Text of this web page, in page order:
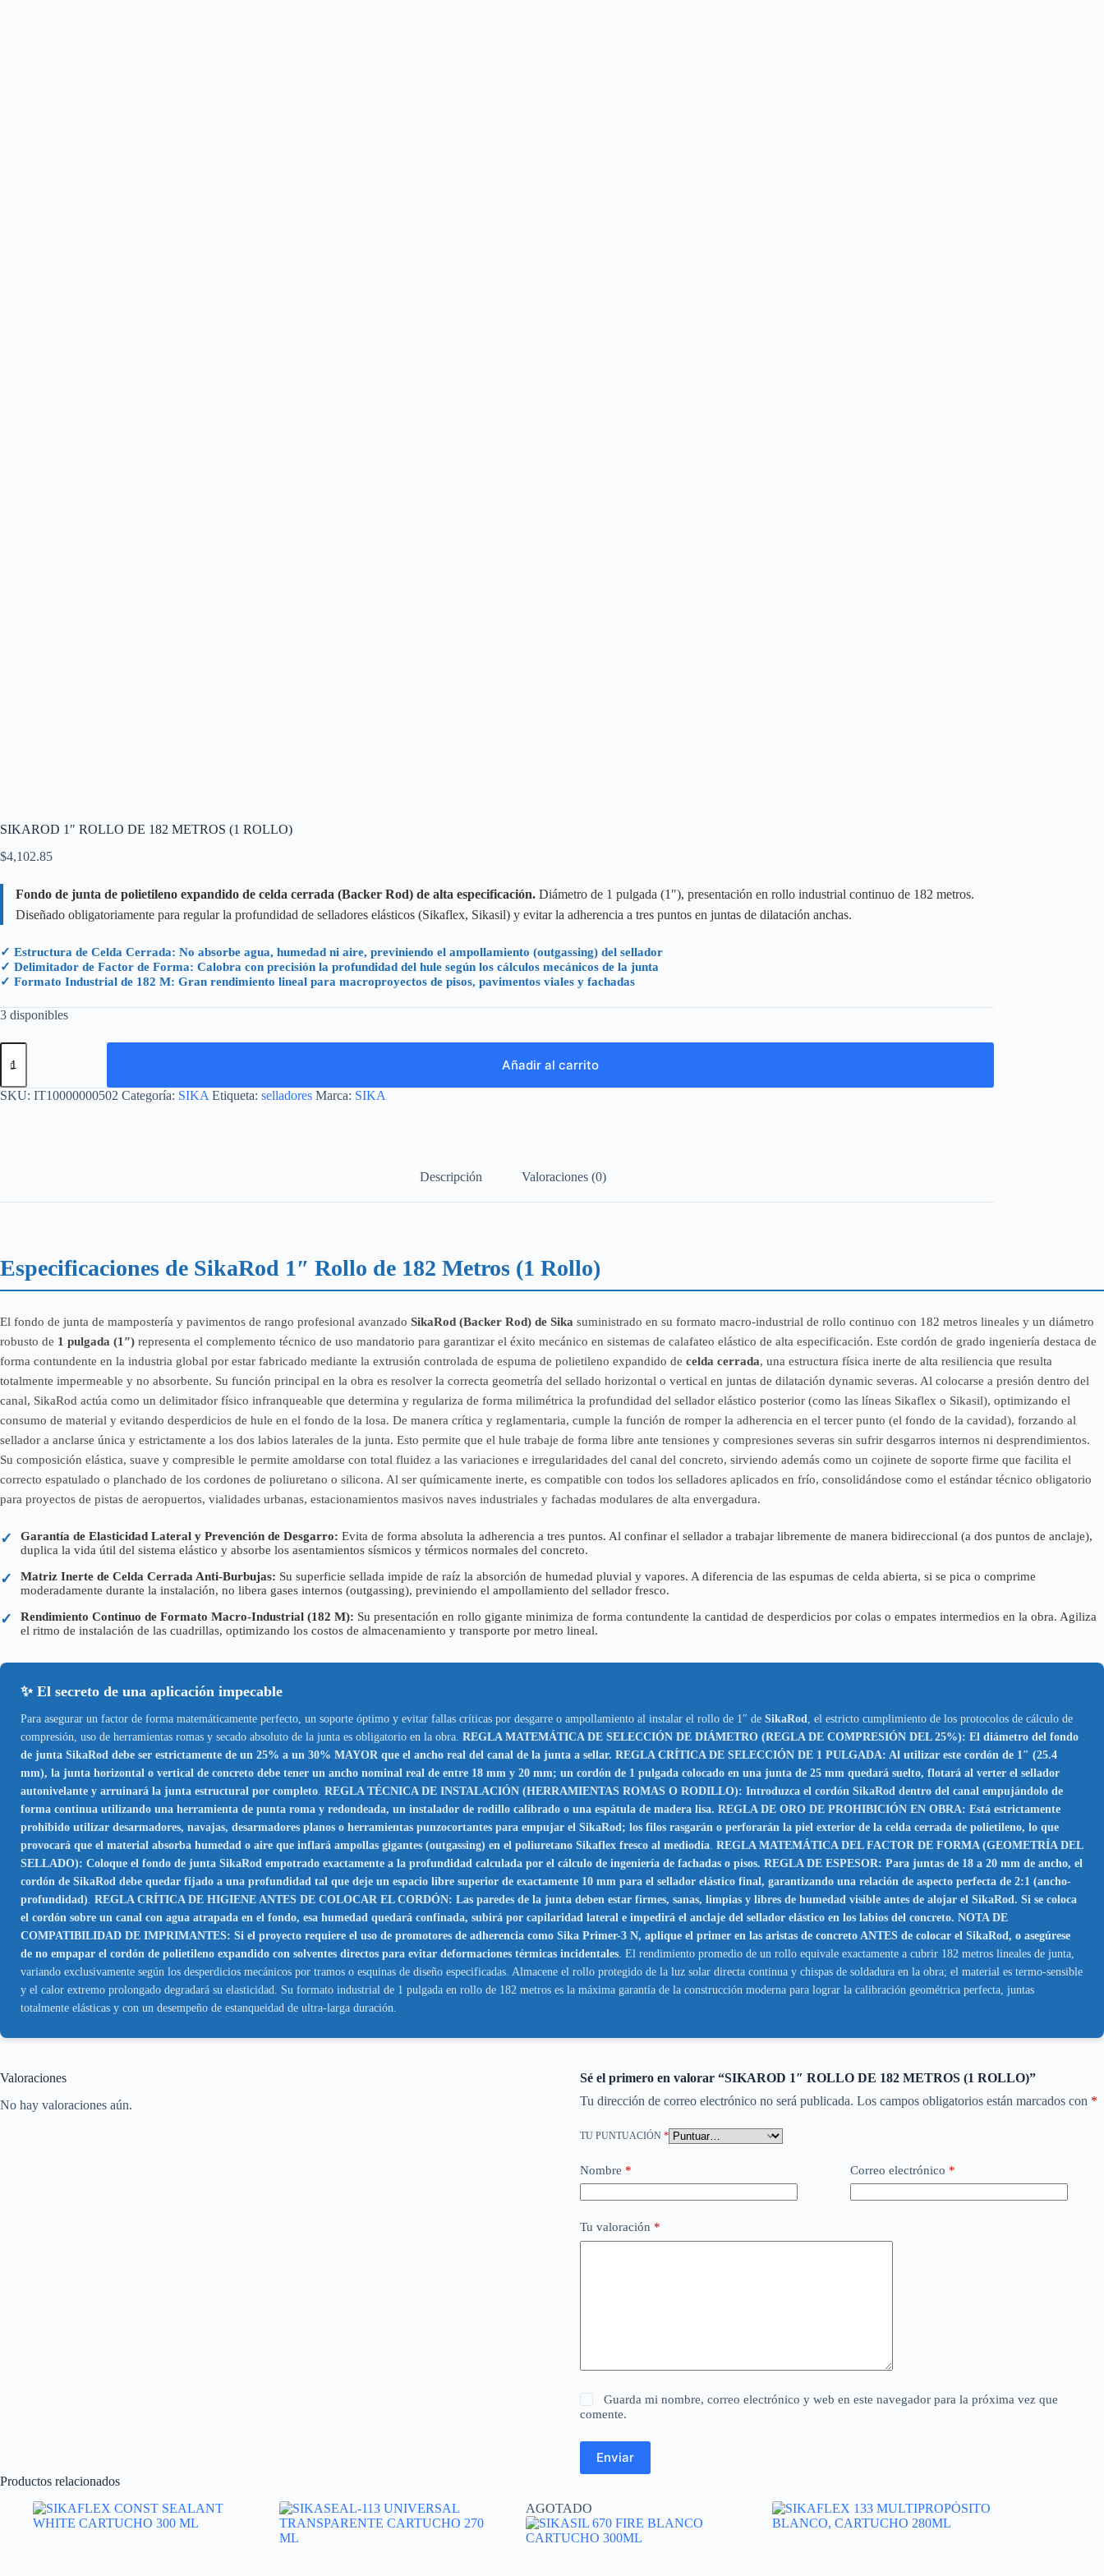
SIKAROD 1″ ROLLO DE 182 METROS (1 ROLLO)
$4,102.85
Fondo de junta de polietileno expandido de celda cerrada (Backer Rod) de alta especificación. Diámetro de 1 pulgada (1″), presentación en rollo industrial continuo de 182 metros.
Diseñado obligatoriamente para regular la profundidad de selladores elásticos (Sikaflex, Sikasil) y evitar la adherencia a tres puntos en juntas de dilatación anchas.
✓ Estructura de Celda Cerrada: No absorbe agua, humedad ni aire, previniendo el ampollamiento (outgassing) del sellador
✓ Delimitador de Factor de Forma: Calobra con precisión la profundidad del hule según los cálculos mecánicos de la junta
✓ Formato Industrial de 182 M: Gran rendimiento lineal para macroproyectos de pisos, pavimentos viales y fachadas
3 disponibles
SIKAROD
1"
DE
182
Añadir al carrito
SKU: IT10000000502 Categoría: SIKA Etiqueta: selladores Marca: SIKA
Descripción Valoraciones (0)
Especificaciones de SikaRod 1″ Rollo de 182 Metros (1 Rollo)
El fondo de junta de mampostería y pavimentos de rango profesional avanzado SikaRod (Backer Rod) de Sika suministrado en su formato macro-industrial de rollo continuo con 182 metros lineales y un diámetro
robusto de 1 pulgada (1″) representa el complemento técnico de uso mandatorio para garantizar el éxito mecánico en sistemas de calafateo elástico de alta especificación. Este cordón de grado ingeniería destaca de
forma contundente en la industria global por estar fabricado mediante la extrusión controlada de espuma de polietileno expandido de celda cerrada, una estructura física inerte de alta resiliencia que resulta
totalmente impermeable y no absorbente. Su función principal en la obra es resolver la correcta geometría del sellado horizontal o vertical en juntas de dilatación dynamic severas. Al colocarse a presión dentro del
canal, SikaRod actúa como un delimitador físico infranqueable que determina y regulariza de forma milimétrica la profundidad del sellador elástico posterior (como las líneas Sikaflex o Sikasil), optimizando el
consumo de material y evitando desperdicios de hule en el fondo de la losa. De manera crítica y reglamentaria, cumple la función de romper la adherencia en el tercer punto (el fondo de la cavidad), forzando al
sellador a anclarse única y estrictamente a los dos labios laterales de la junta. Esto permite que el hule trabaje de forma libre ante tensiones y compresiones severas sin sufrir desgarros internos ni desprendimientos.
Su composición elástica, suave y compresible le permite amoldarse con total fluidez a las variaciones e irregularidades del canal del concreto, sirviendo además como un cojinete de soporte firme que facilita el
correcto espatulado o planchado de los cordones de poliuretano o silicona. Al ser químicamente inerte, es compatible con todos los selladores aplicados en frío, consolidándose como el estándar técnico obligatorio
para proyectos de pistas de aeropuertos, vialidades urbanas, estacionamientos masivos naves industriales y fachadas modulares de alta envergadura.
✓ Garantía de Elasticidad Lateral y Prevención de Desgarro: Evita de forma absoluta la adherencia a tres puntos. Al confinar el sellador a trabajar libremente de manera bidireccional (a dos puntos de anclaje),
duplica la vida útil del sistema elástico y absorbe los asentamientos sísmicos y térmicos normales del concreto.
✓ Matriz Inerte de Celda Cerrada Anti-Burbujas: Su superficie sellada impide de raíz la absorción de humedad pluvial y vapores. A diferencia de las espumas de celda abierta, si se pica o comprime
moderadamente durante la instalación, no libera gases internos (outgassing), previniendo el ampollamiento del sellador fresco.
✓ Rendimiento Continuo de Formato Macro-Industrial (182 M): Su presentación en rollo gigante minimiza de forma contundente la cantidad de desperdicios por colas o empates intermedios en la obra. Agiliza
el ritmo de instalación de las cuadrillas, optimizando los costos de almacenamiento y transporte por metro lineal.
✨ El secreto de una aplicación impecable
Para asegurar un factor de forma matemáticamente perfecto, un soporte óptimo y evitar fallas críticas por desgarre o ampollamiento al instalar el rollo de 1″ de SikaRod
, el estricto cumplimiento de los protocolos de cálculo de
compresión, uso de herramientas romas y secado absoluto de la junta es obligatorio en la obra. REGLA MATEMÁTICA DE SELECCIÓN DE DIÁMETRO (REGLA DE COMPRESIÓN DEL 25%): El diámetro del fondo
de junta SikaRod debe ser estrictamente de un 25% a un 30% MAYOR que el ancho real del canal de la junta a sellar. REGLA CRÍTICA DE SELECCIÓN DE 1 PULGADA: Al utilizar este cordón de 1″ (25.4
mm), la junta horizontal o vertical de concreto debe tener un ancho nominal real de entre 18 mm y 20 mm; un cordón de 1 pulgada colocado en una junta de 25 mm quedará suelto, flotará al verter el sellador
autonivelante y arruinará la junta estructural por completo REGLA TÉCNICA DE INSTALACIÓN (HERRAMIENTAS ROMAS O RODILLO): Introduzca el cordón SikaRod dentro del canal empujándolo de
forma continua utilizando una herramienta de punta roma y redondeada, un instalador de rodillo calibrado o una espátula de madera lisa. REGLA DE ORO DE PROHIBICIÓN EN OBRA: Está estrictamente
prohibido utilizar desarmadores, navajas, desarmadores planos o herramientas punzocortantes para empujar el SikaRod; los filos rasgarán o perforarán la piel exterior de la celda cerrada de polietileno, lo que
provocará que el material absorba humedad o aire que inflará ampollas gigantes (outgassing) en el poliuretano Sikaflex fresco al mediodía REGLA MATEMÁTICA DEL FACTOR DE FORMA (GEOMETRÍA DEL
SELLADO): Coloque el fondo de junta SikaRod empotrado exactamente a la profundidad calculada por el cálculo de ingeniería de fachadas o pisos. REGLA DE ESPESOR: Para juntas de 18 a 20 mm de ancho, el
cordón de SikaRod debe quedar fijado a una profundidad tal que deje un espacio libre superior de exactamente 10 mm para el sellador elástico final, garantizando una relación de aspecto perfecta de 2:1 (ancho-
profundidad) REGLA CRÍTICA DE HIGIENE ANTES DE COLOCAR EL CORDÓN: Las paredes de la junta deben estar firmes, sanas, limpias y libres de humedad visible antes de alojar el SikaRod. Si se coloca
el cordón sobre un canal con agua atrapada en el fondo, esa humedad quedará confinada, subirá por capilaridad lateral e impedirá el anclaje del sellador elástico en los labios del concreto. NOTA DE
COMPATIBILIDAD DE IMPRIMANTES: Si el proyecto requiere el uso de promotores de adherencia como Sika Primer-3 N, aplique el primer en las aristas de concreto ANTES de colocar el SikaRod, o asegúrese
de no empapar el cordón de polietileno expandido con solventes directos para evitar deformaciones térmicas incidentales . El rendimiento promedio de un rollo equivale exactamente a cubrir 182 metros lineales de junta,
variando exclusivamente según los desperdicios mecánicos por tramos o esquinas de diseño especificadas. Almacene el rollo protegido de la luz solar directa continua y chispas de soldadura en la obra; el material es termo-sensible
y el calor extremo prolongado degradará su elasticidad. Su formato industrial de 1 pulgada en rollo de 182 metros es la máxima garantía de la construcción moderna para lograr la calibración geométrica perfecta, juntas
totalmente elásticas y con un desempeño de estanqueidad de ultra-larga duración.
Valoraciones
No hay valoraciones aún.
Sé el primero en valorar “SIKAROD 1″ ROLLO DE 182 METROS (1 ROLLO)”
Tu dirección de correo electrónico no será publicada. Los campos obligatorios están marcados con *
TU PUNTUACIÓN *
Nombre * Correo electrónico *
Tu valoración *
Guarda mi nombre, correo electrónico y web en este navegador para la próxima vez que
comente.
Enviar
Productos relacionados
AGOTADO